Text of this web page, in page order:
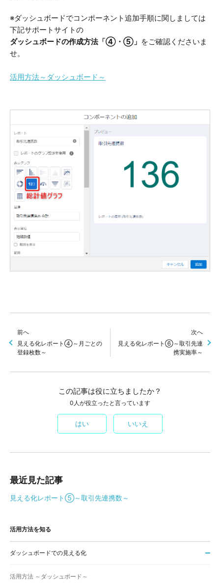
※ダッシュボードでコンポーネント追加手順に関しましては
下記サポートサイトの
ダッシュボードの作成方法「④・⑤」 をご確認くださいま
せ。
活用方法～ダッシュボード～
前へ
見える化レポート④～月ごとの
登録枚数～
次へ
見える化レポート⑥～取引先連
携実施率～
この記事は役に立ちましたか？
0人が役立ったと言っています
はい いいえ
最近見た記事
見える化レポート⑤～取引先連携数～
活用方法を知る
ダッシュボードでの見える化
活用方法 ～ダッシュボード～